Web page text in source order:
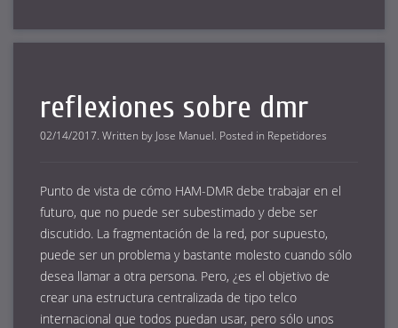
reflexiones sobre dmr
02/14/2017. Written by Jose Manuel. Posted in Repetidores
Punto de vista de cómo HAM-DMR debe trabajar en el
futuro, que no puede ser subestimado y debe ser
discutido. La fragmentación de la red, por supuesto,
puede ser un problema y bastante molesto cuando sólo
desea llamar a otra persona. Pero, ¿es el objetivo de
crear una estructura centralizada de tipo telco
internacional que todos puedan usar, pero sólo unos